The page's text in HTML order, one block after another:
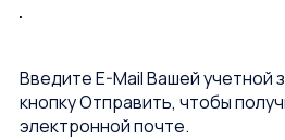
Введите E-Mail Вашей учетной
кнопку Отправить, чтобы
электронной почте.